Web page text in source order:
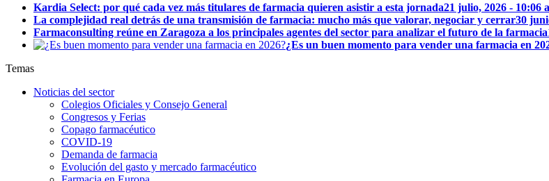
Kardia Select: por qué cada vez más titulares de farmacia quieren asistir a esta jornada21 julio, 2026 - 10:06
La complejidad real detrás de una transmisión de farmacia: mucho más que valorar, negociar y cerrar30
Farmaconsulting reúne en Zaragoza a los principales agentes del sector para analizar el futuro de la farmacia
¿Es un buen momento para vender una farmacia en
Temas
Noticias del sector
Colegios Oficiales y Consejo General
Congresos y Ferias
Copago farmacéutico
COVID-19
Demanda de farmacia
Evolución del gasto y mercado farmacéutico